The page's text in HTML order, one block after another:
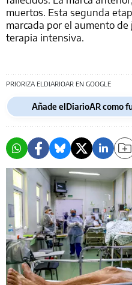
muertos. Esta segunda
marcada por el aumento
terapia intensiva.
PRIORIZA ELDIARIOAR EN GOOGLE
Añade elDiarioAR como